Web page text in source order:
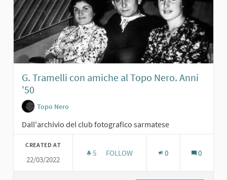
G. Tramelli con amiche al Topo Nero. Anni
'50
Topo Nero
Dall'archivio del club fotografico sarmatese
CREATED AT
22/03/2022
5 5 FOLLOWERS
FOLLOW 0 0